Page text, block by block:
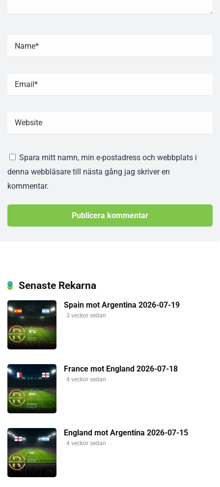
Spara mitt namn, min e-postadress och webbplats i
denna webbläsare till nästa gång jag skriver en
kommentar.
Senaste Rekarna
Spain mot Argentina 2026-07-19
3 veckor sedan
France mot England 2026-07-18
4 veckor sedan
England mot Argentina 2026-07-15
4 veckor sedan